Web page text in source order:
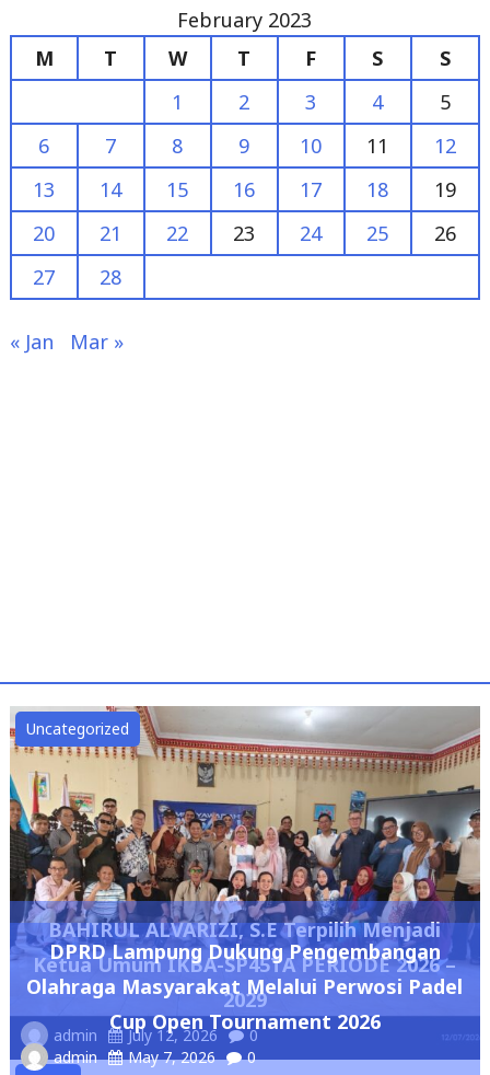
W T F
1
2 3 4
5
8 9 10 11
12
13
14 15 16 17 18
19
20
21 22 23 24 25
26
27
28
« Jan Mar »
Uncategorized
BAHIRUL ALVARIZI, S.E Terpilih Menjadi
Ketua Umum IKBA-SP45TA PERIODE 2026 –
2029
admin July 12, 2026 0
DPRD
DPRD Lampung Dukung Pengembangan
Olahraga Masyarakat Melalui Perwosi Padel
Cup Open Tournament 2026
admin May 7, 2026 0
DPRD